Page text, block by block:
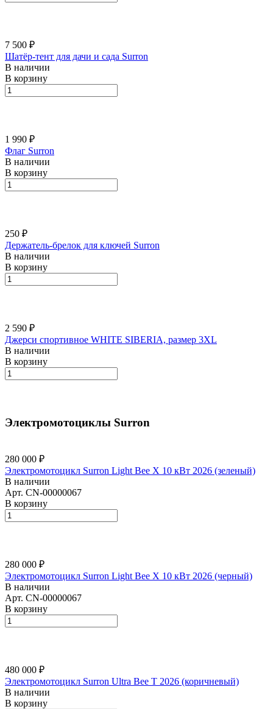
7 500 ₽
Шатёр-тент для дачи и сада Surron
В наличии
В корзину
1 990 ₽
Флаг Surron
В наличии
В корзину
250 ₽
Держатель-брелок для ключей Surron
В наличии
В корзину
2 590 ₽
Джерси спортивное WHITE SIBERIA, размер 3XL
В наличии
В корзину
Электромотоциклы Surron
280 000 ₽
Электромотоцикл Surron Light Bee X 10 кВт 2026 (зеленый)
В наличии
Арт. CN-00000067
В корзину
280 000 ₽
Электромотоцикл Surron Light Bee X 10 кВт 2026 (черный)
В наличии
Арт. CN-00000067
В корзину
480 000 ₽
Электромотоцикл Surron Ultra Bee T 2026 (коричневый)
В наличии
В корзину